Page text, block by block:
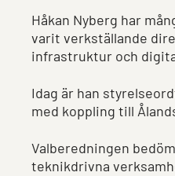
Håkan Nyberg har
varit verkställande
infrastruktur och
Idag är han
med koppling till
Valberedningen
teknikdrivna